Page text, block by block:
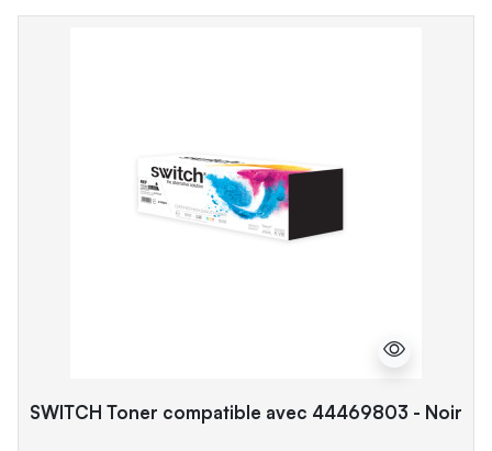
SWITCH Toner compatible avec 44469803 - Noir